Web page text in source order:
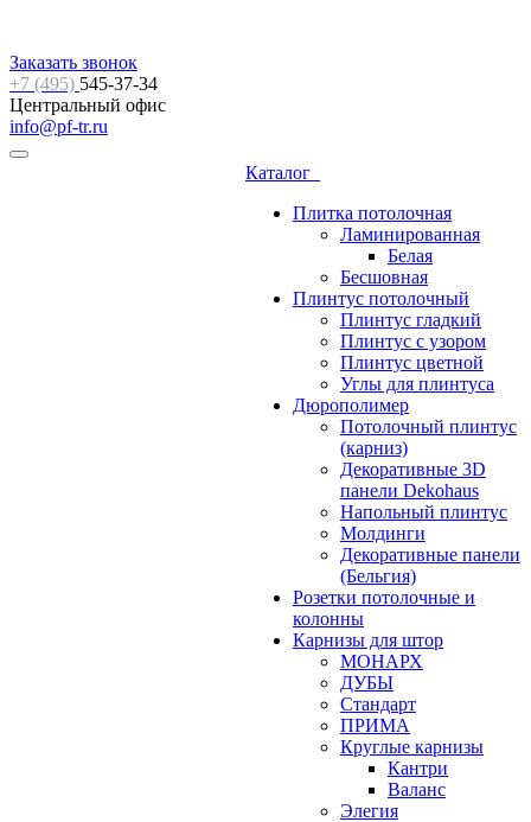
Заказать звонок
+7 (495) 545-37-34
Центральный офис
info@pf-tr.ru
Каталог
Плитка потолочная
Ламинированная
Белая
Бесшовная
Плинтус потолочный
Плинтус гладкий
Плинтус с узором
Плинтус цветной
Углы для плинтуса
Дюрополимер
Потолочный плинтус
(карниз)
Декоративные 3D
панели Dekohaus
Напольный плинтус
Молдинги
Декоративные панели
(Бельгия)
Розетки потолочные и
колонны
Карнизы для штор
МОНАРХ
ДУБЫ
Стандарт
ПРИМА
Круглые карнизы
Кантри
Валанс
Элегия